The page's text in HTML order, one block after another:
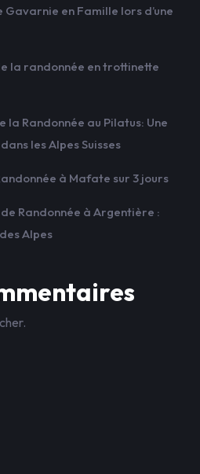
en Famille lors d’une
la randonnée en trottinette
la Randonnée au Pilatus: Une
les Alpes Suisses
à Mafate sur 3 jours
Randonnée à Argentière :
Alpes